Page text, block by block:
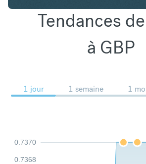
Tendances
à GBP
1 jour 1 semaine 1
0.7368
0.7370